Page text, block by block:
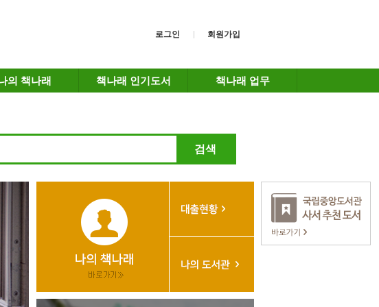
로그인 회원가입
의 책나래 책나래 인기도서 책나래 업무
검색